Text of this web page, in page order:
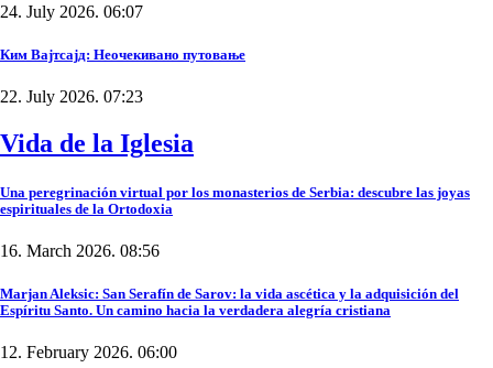
24. July 2026. 06:07
Ким Вајтсајд: Неочекивано путовање
22. July 2026. 07:23
Vida de la Iglesia
Una peregrinación virtual por los monasterios de Serbia: descubre las joyas
espirituales de la Ortodoxia
16. March 2026. 08:56
Marjan Aleksic: San Serafín de Sarov: la vida ascética y la adquisición del
Espíritu Santo. Un camino hacia la verdadera alegría cristiana
12. February 2026. 06:00